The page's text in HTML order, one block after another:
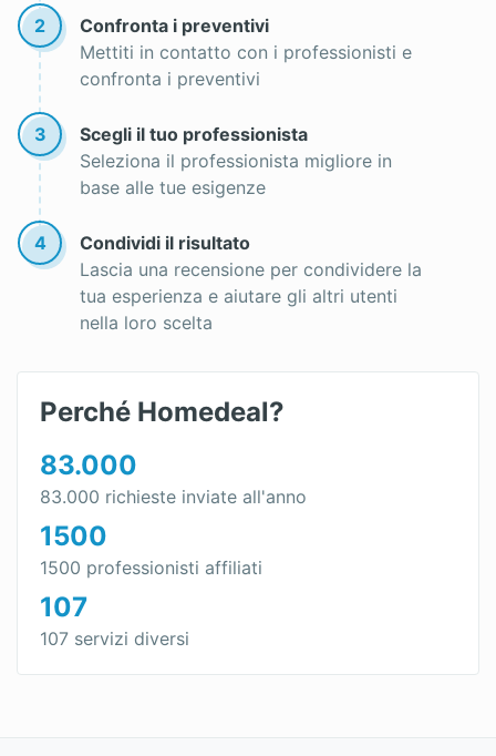
2
Confronta i preventivi
Mettiti in contatto con i professionisti e
confronta i preventivi
3
Scegli il tuo professionista
Seleziona il professionista migliore in
base alle tue esigenze
4
Condividi il risultato
Lascia una recensione per condividere la
tua esperienza e aiutare gli altri utenti
nella loro scelta
Perché Homedeal?
83.000
83.000 richieste inviate all'anno
1500
1500 professionisti affiliati
107
107 servizi diversi